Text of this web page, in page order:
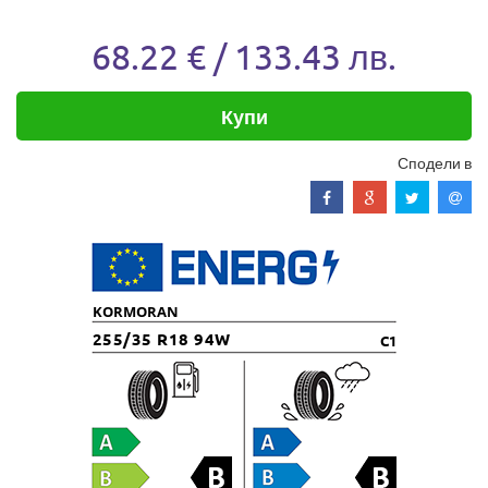
68.22 € / 133.43 лв.
Купи
Сподели в
KORMORAN
255/35 R18 94W C1